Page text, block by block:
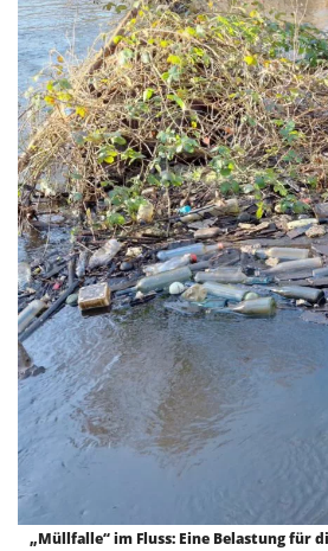
„Müllfalle“ im Fluss: Eine Belastung für